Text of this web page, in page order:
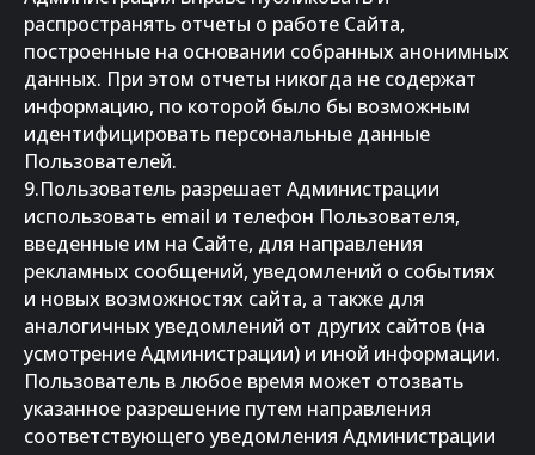
распространять отчеты о работе Сайта,
построенные на основании собранных анонимных
данных. При этом отчеты никогда не содержат
информацию, по которой было бы возможным
идентифицировать персональные данные
Пользователей.
9.Пользователь разрешает Администрации
использовать email и телефон Пользователя,
введенные им на Сайте, для направления
рекламных сообщений, уведомлений о событиях
и новых возможностях сайта, а также для
аналогичных уведомлений от других сайтов (на
усмотрение Администрации) и иной информации.
Пользователь в любое время может отозвать
указанное разрешение путем направления
соответствующего уведомления Администрации